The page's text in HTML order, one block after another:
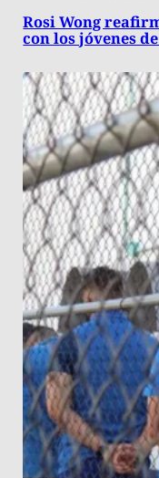
Rosi Wong
con los jóvenes